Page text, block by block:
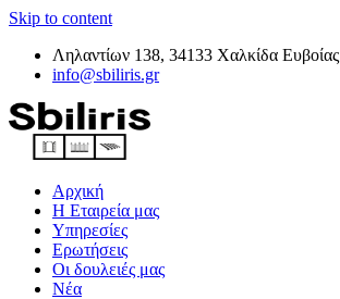
Skip to content
Ληλαντίων 138, 34133 Χαλκίδα Ευβοίας
info@sbiliris.gr
Αρχική
Η Εταιρεία μας
Υπηρεσίες
Ερωτήσεις
Οι δουλειές μας
Νέα